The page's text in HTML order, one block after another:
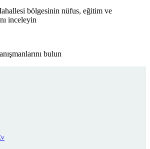
bölgesinin nüfus, eğitim ve
inceleyin
bulun